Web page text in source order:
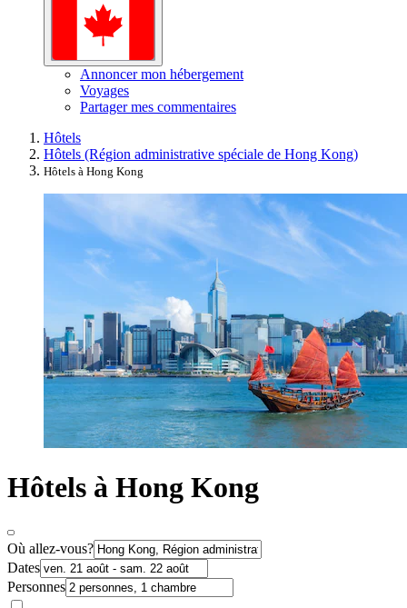
Annoncer mon hébergement
Voyages
Partager mes commentaires
Hôtels
Hôtels (Région administrative spéciale de Hong Kong)
Hôtels à Hong Kong
Hôtels à Hong Kong
Où allez-vous?
Dates
Personnes